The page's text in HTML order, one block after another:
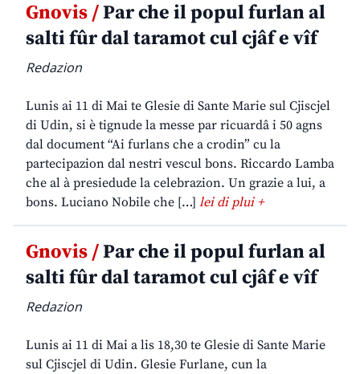
Gnovis /Par che il popul furlan al
salti fûr dal taramot cul cjâf e vîf
Redazion
Lunis ai 11 di Mai te Glesie di Sante Marie sul Cjiscjel
di Udin, si è tignude la messe par ricuardâ i 50 agns
dal document “Ai furlans che a crodin” cu la
partecipazion dal nestri vescul bons. Riccardo Lamba
che al à presiedude la celebrazion. Un grazie a lui, a
bons. Luciano Nobile che […] lei di plui +
Gnovis /Par che il popul furlan al
salti fûr dal taramot cul cjâf e vîf
Redazion
Lunis ai 11 di Mai a lis 18,30 te Glesie di Sante Marie
sul Cjiscjel di Udin. Glesie Furlane, cun la